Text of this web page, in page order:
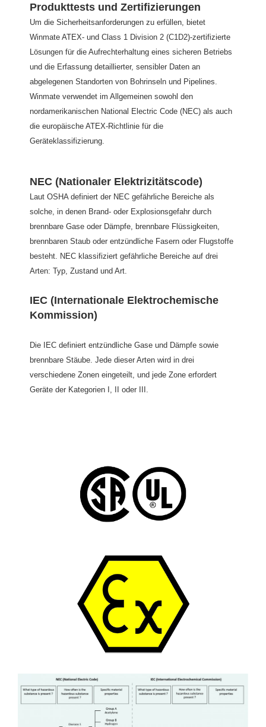
Produkttests und Zertifizierungen
Um die Sicherheitsanforderungen zu erfüllen, bietet
Winmate ATEX- und Class 1 Division 2 (C1D2)-zertifizierte
Lösungen für die Aufrechterhaltung eines sicheren Betriebs
und die Erfassung detaillierter, sensibler Daten an
abgelegenen Standorten von Bohrinseln und Pipelines.
Winmate verwendet im Allgemeinen sowohl den
nordamerikanischen National Electric Code (NEC) als auch
die europäische ATEX-Richtlinie für die
Geräteklassifizierung.
NEC (Nationaler Elektrizitätscode)
Laut OSHA definiert der NEC gefährliche Bereiche als
solche, in denen Brand- oder Explosionsgefahr durch
brennbare Gase oder Dämpfe, brennbare Flüssigkeiten,
brennbaren Staub oder entzündliche Fasern oder Flugstoffe
besteht. NEC klassifiziert gefährliche Bereiche auf drei
Arten: Typ, Zustand und Art.
IEC (Internationale Elektrochemische
Kommission)
Die IEC definiert entzündliche Gase und Dämpfe sowie
brennbare Stäube. Jede dieser Arten wird in drei
verschiedene Zonen eingeteilt, und jede Zone erfordert
Geräte der Kategorien I, II oder III.